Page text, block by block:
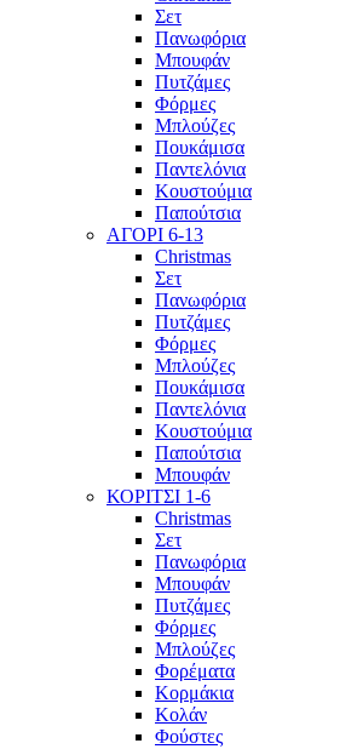
Σετ
Πανωφόρια
Μπουφάν
Πυτζάμες
Φόρμες
Μπλούζες
Πουκάμισα
Παντελόνια
Κουστούμια
Παπούτσια
ΑΓΟΡΙ 6-13
Christmas
Σετ
Πανωφόρια
Πυτζάμες
Φόρμες
Μπλούζες
Πουκάμισα
Παντελόνια
Κουστούμια
Παπούτσια
Μπουφάν
ΚΟΡΙΤΣΙ 1-6
Christmas
Σετ
Πανωφόρια
Μπουφάν
Πυτζάμες
Φόρμες
Μπλούζες
Φορέματα
Κορμάκια
Κολάν
Φούστες